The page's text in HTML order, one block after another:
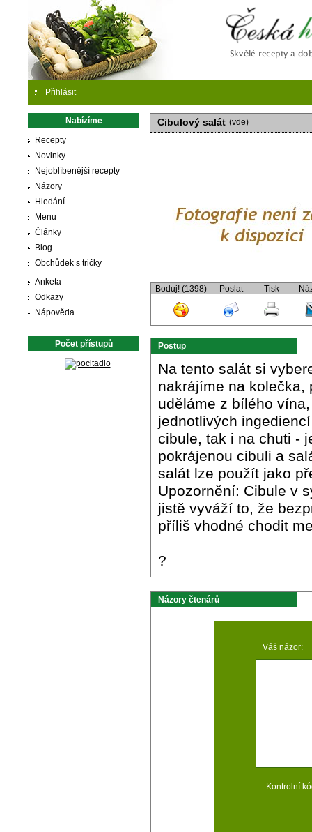
Přihlásit
Nabízíme
Recepty
Novinky
Nejoblíbenější recepty
Názory
Hledání
Menu
Články
Blog
Obchůdek s tričky
Anketa
Odkazy
Nápověda
Počet přístupů
Cibulový salát (vde)
Boduj! (1398) Poslat Tisk
Postup
Na tento salát si
nakrájíme na kolečka,
uděláme z bílého
jednotlivých
cibule, tak i na chuti -
pokrájenou cibuli a
salát lze použít jako
Upozornění: Cibule v
jistě vyváží to, že
příliš vhodné chodit
?
Názory čtenárů
Váš názor:
Kontrolní